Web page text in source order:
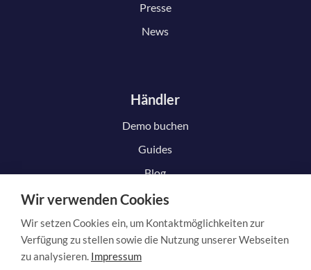
Presse
News
Händler
Demo buchen
Guides
Blog
Kunde
Wir verwenden Cookies
Wir setzen Cookies ein, um Kontaktmöglichkeiten zur
Verfügung zu stellen sowie die Nutzung unserer Webseiten
zu analysieren. Impressum